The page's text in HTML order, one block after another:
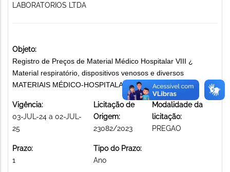
LABORATORIOS LTDA
Objeto:
Registro de Preços de Material Médico Hospitalar VIII ¿
Material respiratório, dispositivos venosos e diversos
MATERIAIS MÉDICO-HOSPITALARES
Vigência:
03-JUL-24 a 02-JUL-
25
Licitação de
Origem:
23082/2023
Modalidade da
licitação:
PREGAO
Prazo:
1
Tipo do Prazo:
Ano